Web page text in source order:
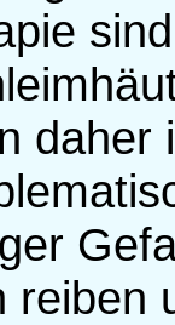
daher
reiben